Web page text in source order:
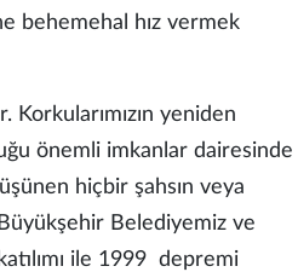
behemehal hız vermek
yeniden
önemli imkanlar dairesinde
hiçbir şahsın veya
Büyükşehir Belediyemiz ve
ile 1999 depremi